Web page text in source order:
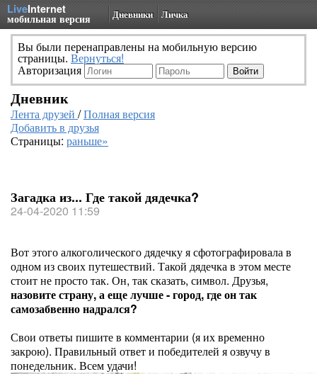
LiveInternet
мобильная версия Дневники Личка
Вы были перенаправлены на мобильную версию
страницы. Вернуться!
Авторизация
Дневник
Лента друзей /Полная версия
Добавить в друзья
Страницы: раньше»
Загадка из... Где такой дядечка?
24-04-2020 11:59
Вот этого алкоголического дядечку я сфотографировала в
одном из своих путешествий. Такой дядечка в этом месте
стоит не просто так. Он, так сказать, символ. Друзья,
назовите страну, а еще лучше - город, где он так
самозабвенно надрался?
Свои ответы пишите в комментарии (я их временно
закрою). Правильный ответ и победителей я озвучу в
понедельник. Всем удачи!